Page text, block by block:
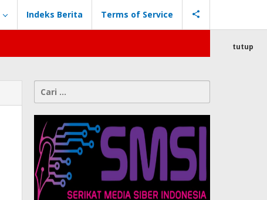
Indeks Berita Terms of Service
tutup
Cari
untuk: